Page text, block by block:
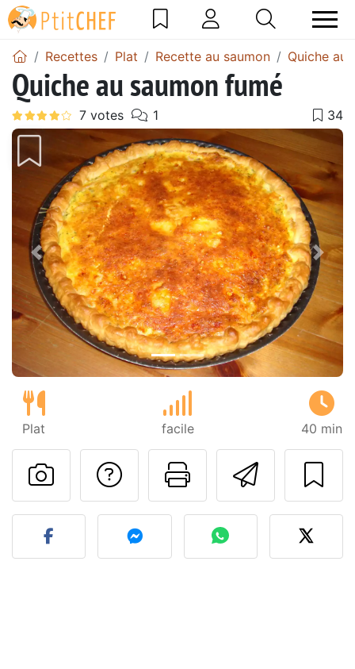
Recettes Plat Recette au saumon Quiche au
Quiche au saumon fumé
Précédent
Plat facile 40 min
Imprimer
Poser une
Publier votre photo de